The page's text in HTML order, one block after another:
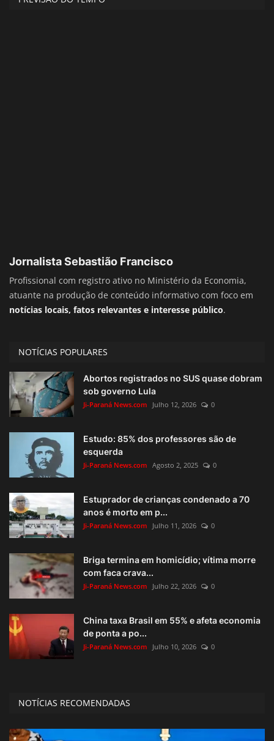
Jornalista Sebastião Francisco
Profissional com registro ativo no Ministério da Economia,
atuante na produção de conteúdo informativo com foco em
notícias locais, fatos relevantes e interesse público.
NOTÍCIAS POPULARES
Abortos registrados no SUS quase dobram
sob governo Lula
Ji-Paraná News.com Julho 12, 2026 0
Estudo: 85% dos professores são de
esquerda
Ji-Paraná News.com Agosto 2, 2025 0
Estuprador de crianças condenado a 70
anos é morto em p...
Ji-Paraná News.com Julho 11, 2026 0
Briga termina em homicídio; vítima morre
com faca crava...
Ji-Paraná News.com Julho 22, 2026 0
China taxa Brasil em 55% e afeta economia
de ponta a po...
Ji-Paraná News.com Julho 10, 2026 0
NOTÍCIAS RECOMENDADAS